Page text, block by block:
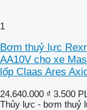
1
Bơm thuỷ lực
AA10V cho xe
lốp Claas Ares
24.640.000 ₫ 3.500
Thủy lực - bơm thuỷ